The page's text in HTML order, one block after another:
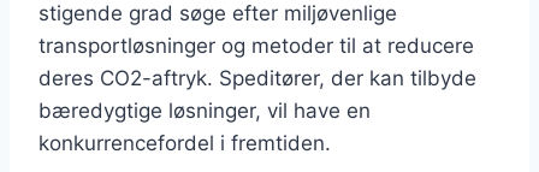
stigende grad søge efter miljøvenlige
transportløsninger og metoder til at reducere
deres CO2-aftryk. Speditører, der kan tilbyde
bæredygtige løsninger, vil have en
konkurrencefordel i fremtiden.